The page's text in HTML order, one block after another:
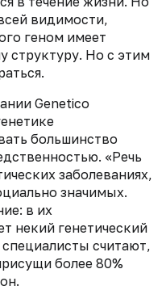
видимости,
геном имеет
структуру. Но с этим
Genetico
большинство
«Речь
заболеваниях,
значимых.
в их
некий генетический
считают,
более 80%